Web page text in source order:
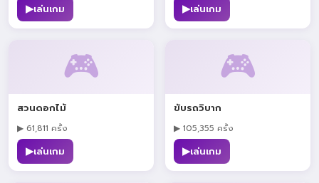
▶เล่นเกม ▶เล่นเกม
🎮
สวนดอกไม้
▶ 61,811 ครั้ง
▶เล่นเกม
🎮
ขับรถวิบาก
▶ 105,355 ครั้ง
▶เล่นเกม